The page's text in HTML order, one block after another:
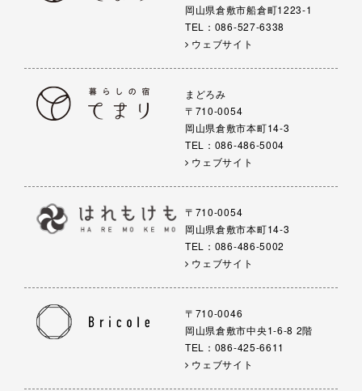
岡山県倉敷市船倉町1223-1
TEL：086-527-6338
ウェブサイト
まどろみ
〒710-0054
岡山県倉敷市本町14-3
TEL：086-486-5004
ウェブサイト
〒710-0054
岡山県倉敷市本町14-3
TEL：086-486-5002
ウェブサイト
〒710-0046
岡山県倉敷市中央1-6-8 2階
TEL：086-425-6611
ウェブサイト